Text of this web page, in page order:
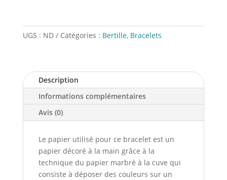
UGS : ND Catégories : Bertille, Bracelets
Description
Informations complémentaires
Avis (0)
Le papier utilisé pour ce bracelet est un
papier décoré à la main grâce à la
technique du papier marbré à la cuve qui
consiste à déposer des couleurs sur un